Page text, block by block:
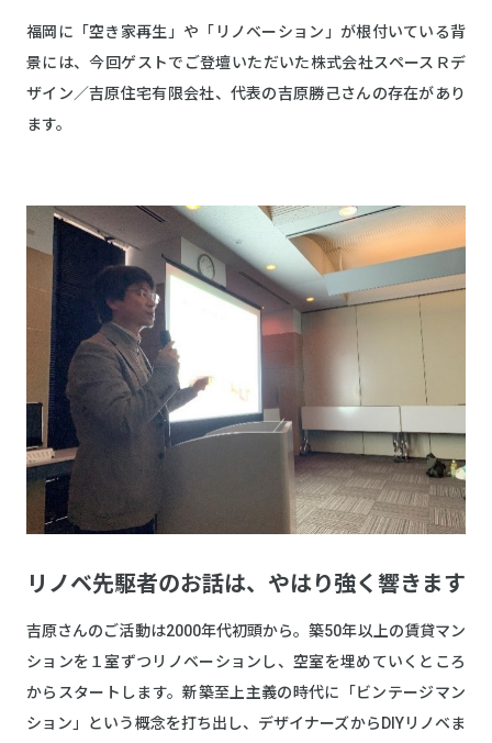
福岡に「空き家再生」や「リノベーション」が根付いている背
景には、今回ゲストでご登壇いただいた株式会社スペースＲデ
ザイン／吉原住宅有限会社、代表の吉原勝己さんの存在があり
ます。
リノベ先駆者のお話は、やはり強く響きます
吉原さんのご活動は2000年代初頭から。築50年以上の賃貸マン
ションを１室ずつリノベーションし、空室を埋めていくところ
からスタートします。新築至上主義の時代に「ビンテージマン
ション」という概念を打ち出し、デザイナーズからDIYリノベま